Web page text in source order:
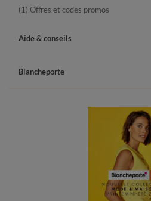
(1) Offres et codes promos
Aide & conseils
Blancheporte